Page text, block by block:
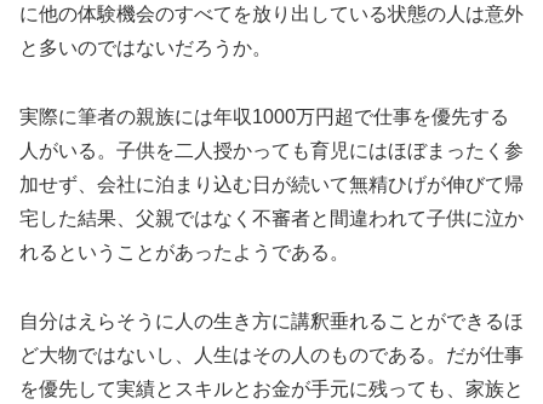
に他の体験機会のすべてを放り出している状態の人は意外
と多いのではないだろうか。
実際に筆者の親族には年収1000万円超で仕事を優先する
人がいる。子供を二人授かっても育児にはほぼまったく参
加せず、会社に泊まり込む日が続いて無精ひげが伸びて帰
宅した結果、父親ではなく不審者と間違われて子供に泣か
れるということがあったようである。
自分はえらそうに人の生き方に講釈垂れることができるほ
ど大物ではないし、人生はその人のものである。だが仕事
を優先して実績とスキルとお金が手元に残っても、家族と